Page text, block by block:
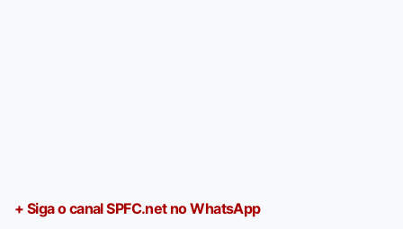
+ Siga o canal SPFC.net no WhatsApp